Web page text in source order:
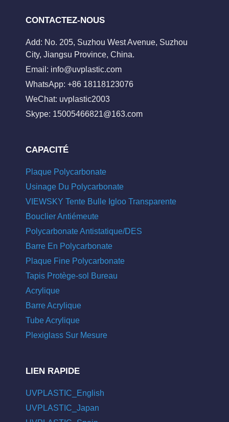
CONTACTEZ-NOUS
Add: No. 205, Suzhou West Avenue, Suzhou
City, Jiangsu Province, China.
Email: info@uvplastic.com
WhatsApp: +86 18118123076
WeChat: uvplastic2003
Skype: 15005466821@163.com
CAPACITÉ
Plaque Polycarbonate
Usinage Du Polycarbonate
VIEWSKY Tente Bulle Igloo Transparente
Bouclier Antiémeute
Polycarbonate Antistatique/DES
Barre En Polycarbonate
Plaque Fine Polycarbonate
Tapis Protège-sol Bureau
Acrylique
Barre Acrylique
Tube Acrylique
Plexiglass Sur Mesure
LIEN RAPIDE
UVPLASTIC_English
UVPLASTIC_Japan